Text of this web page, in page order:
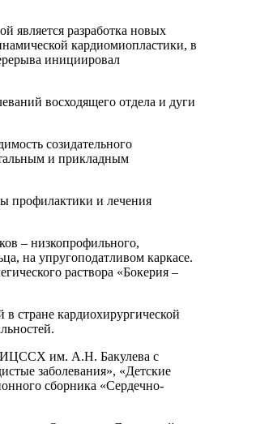
является разработка новых
кардиомиопластики, в
инициировал
восходящего отдела и дуги
созидательного
и прикладным
профилактики и лечения
– низкопрофильного,
на упругоподатливом каркасе.
раствора «Бокерия –
стране кардиохирургической
им. А.Н. Бакулева с
заболевания», «Детские
сборника «Сердечно-